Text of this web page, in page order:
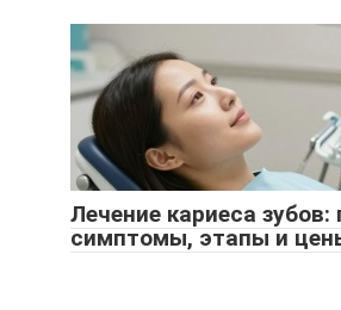
Лечение кариеса
симптомы, этапы и